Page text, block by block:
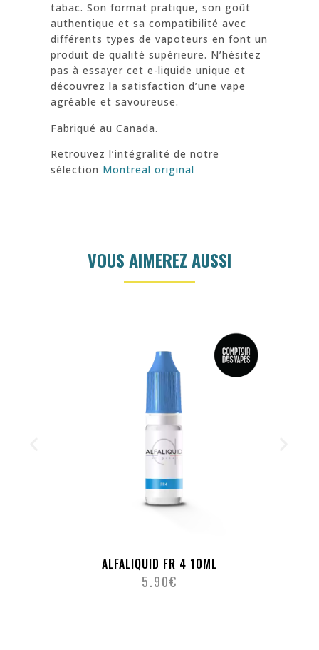
tabac. Son format pratique, son goût
authentique et sa compatibilité avec
différents types de vapoteurs en font un
produit de qualité supérieure. N’hésitez
pas à essayer cet e-liquide unique et
découvrez la satisfaction d’une vape
agréable et savoureuse.
Fabriqué au Canada.
Retrouvez l’intégralité de notre
sélection Montreal original
VOUS AIMEREZ AUSSI
ALFALIQUID FR 4 10ML
5.90€